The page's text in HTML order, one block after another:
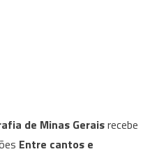
de Minas Geraisrecebe
Entre cantos e